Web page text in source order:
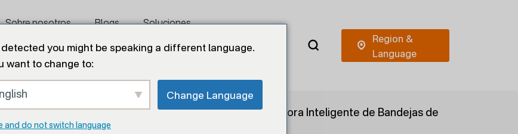
Sobre nosotros Blogs Soluciones
Contáctenos
¡doble eficiencia! Big Herdsman EGGPACKER Envasadora Inteligente de Bandejas de
detected you might be speaking a different language.
want to change to:
Change Language
and do not switch language